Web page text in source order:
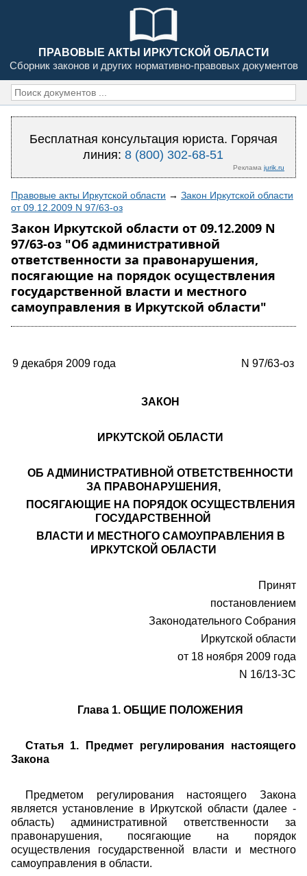
ПРАВОВЫЕ АКТЫ ИРКУТСКОЙ ОБЛАСТИ
Сборник законов и других нормативно-правовых документов
Бесплатная консультация юриста. Горячая
линия:8 (800) 302-68-51
Реклама jurik.ru
Правовые акты Иркутской области → Закон Иркутской области
от 09.12.2009 N 97/63-оз
Закон Иркутской области от 09.12.2009 N
97/63-оз "Об административной
ответственности за правонарушения,
посягающие на порядок осуществления
государственной власти и местного
самоуправления в Иркутской области"
9 декабря 2009 года N 97/63-оз
ЗАКОН
ИРКУТСКОЙ ОБЛАСТИ
ОБ АДМИНИСТРАТИВНОЙ ОТВЕТСТВЕННОСТИ
ЗА ПРАВОНАРУШЕНИЯ,
ПОСЯГАЮЩИЕ НА ПОРЯДОК ОСУЩЕСТВЛЕНИЯ
ГОСУДАРСТВЕННОЙ
ВЛАСТИ И МЕСТНОГО САМОУПРАВЛЕНИЯ В
ИРКУТСКОЙ ОБЛАСТИ
Принят
постановлением
Законодательного Собрания
Иркутской области
от 18 ноября 2009 года
N 16/13-ЗС
Глава 1. ОБЩИЕ ПОЛОЖЕНИЯ
Статья 1. Предмет регулирования настоящего
Закона
Предметом регулирования настоящего Закона
является установление в Иркутской области (далее -
область) административной ответственности за
правонарушения, посягающие на порядок
осуществления государственной власти и местного
самоуправления в области.